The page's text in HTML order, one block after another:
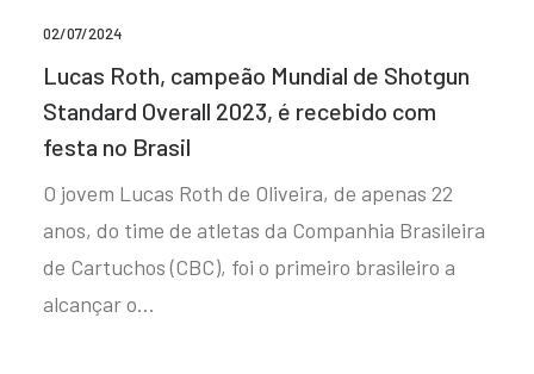
02/07/2024
Lucas Roth, campeão Mundial de Shotgun
Standard Overall 2023, é recebido com
festa no Brasil
O jovem Lucas Roth de Oliveira, de apenas 22
anos, do time de atletas da Companhia Brasileira
de Cartuchos (CBC), foi o primeiro brasileiro a
alcançar o…